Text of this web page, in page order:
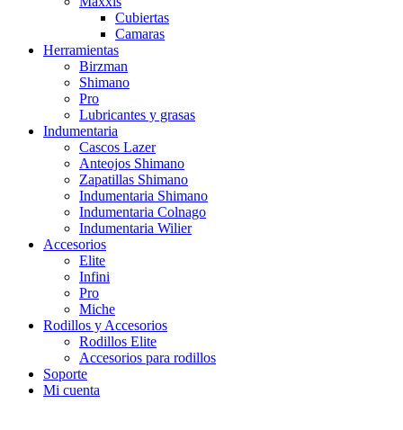
Cubiertas
Camaras
Herramientas
Birzman
Shimano
Pro
Lubricantes y grasas
Indumentaria
Cascos Lazer
Anteojos Shimano
Zapatillas Shimano
Indumentaria Shimano
Indumentaria Colnago
Indumentaria Wilier
Accesorios
Elite
Infini
Pro
Miche
Rodillos y Accesorios
Rodillos Elite
Accesorios para rodillos
Soporte
Mi cuenta